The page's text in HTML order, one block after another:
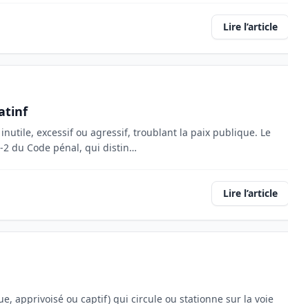
Lire l’article
excessif ou agressif, troublant la paix publique. Le
du Code pénal, qui distin…
Lire l’article
apprivoisé ou captif) qui circule ou stationne sur la voie